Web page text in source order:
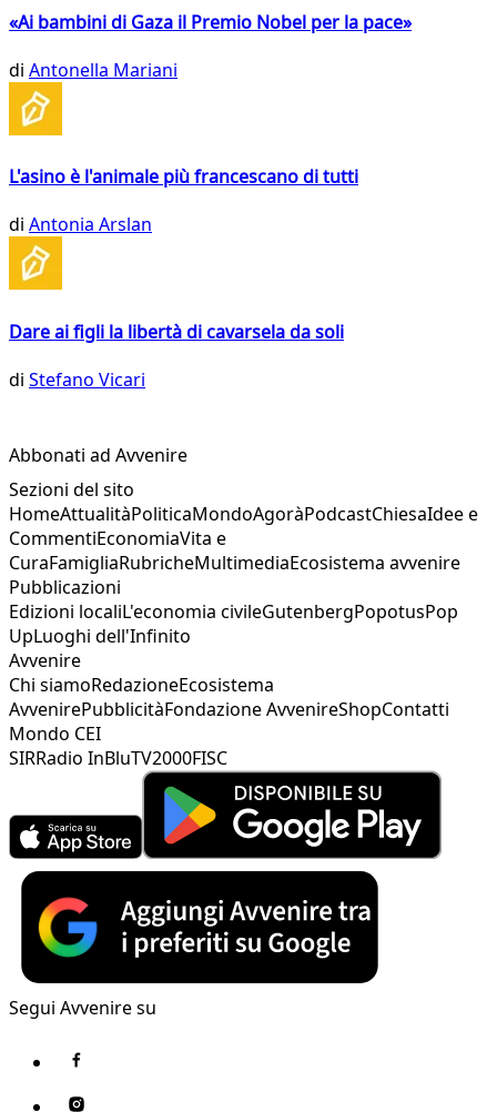
«Ai bambini di Gaza il Premio Nobel per la pace»
di Antonella Mariani
L'asino è l'animale più francescano di tutti
di Antonia Arslan
Dare ai figli la libertà di cavarsela da soli
di Stefano Vicari
Abbonati ad Avvenire
Sezioni del sito
HomeAttualitàPoliticaMondoAgoràPodcastChiesaIdee e
CommentiEconomiaVita e
CuraFamigliaRubricheMultimediaEcosistema avvenire
Pubblicazioni
Edizioni localiL'economia civileGutenbergPopotusPop
UpLuoghi dell'Infinito
Avvenire
Chi siamoRedazioneEcosistema
AvvenirePubblicitàFondazione AvvenireShopContatti
Mondo CEI
SIRRadio InBluTV2000FISC
Segui Avvenire su